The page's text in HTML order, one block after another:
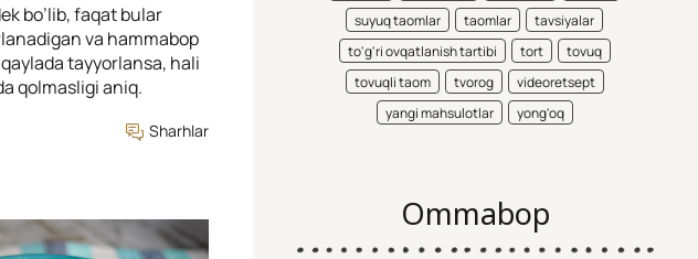
bo’lib, faqat bular
va hammabop
tayyorlansa, hali
qolmasligi aniq.
Sharhlar
suyuq taomlar
taomlar
tavsiyalar
to'g'ri ovqatlanish tartibi
tort
tovuq
tovuqli taom
tvorog
videoretsept
yangi mahsulotlar
yong'oq
Ommabop